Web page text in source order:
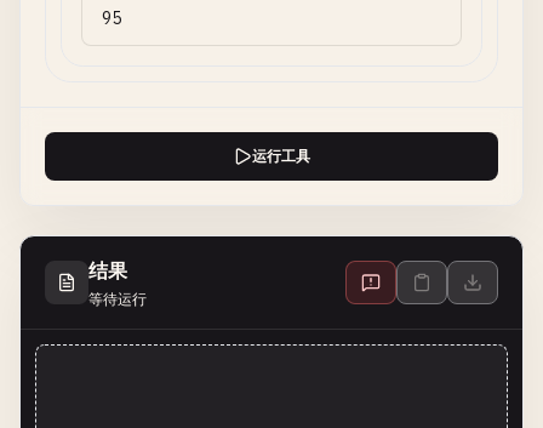
运行工具
结果
等待运行